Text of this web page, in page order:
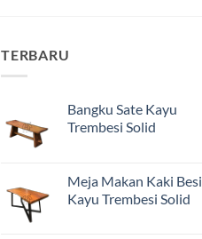
TERBARU
Bangku Sate Kayu
Trembesi Solid
Meja Makan Kaki Besi
Kayu Trembesi Solid